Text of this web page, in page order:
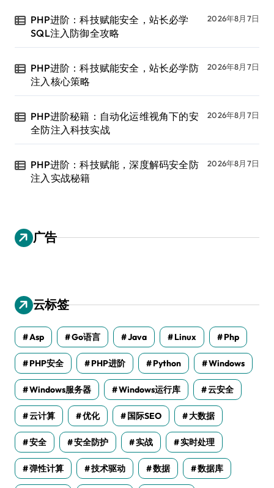
PHP进阶：科技赋能安全，站长必学
SQL注入防御全攻略
2026年8月7日
PHP进阶：科技赋能安全，站长必学防
注入核心策略
2026年8月7日
PHP进阶秘籍：自动化运维视角下的安
全防注入科技实战
2026年8月7日
PHP进阶：科技赋能，深度解码安全防
注入实战秘籍
2026年8月7日
广告
云标签
Asp Go语言 Java Linux Php
PHP安全 PHP进阶 Python Windows
Windows服务器 Windows运行库 云安全
云计算 优化 国际SEO 大数据
安全 安全防护 实战 实时处理
弹性计算 技术驱动 数据 数据库